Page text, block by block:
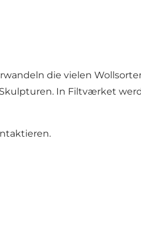
die vielen
In Filtværket